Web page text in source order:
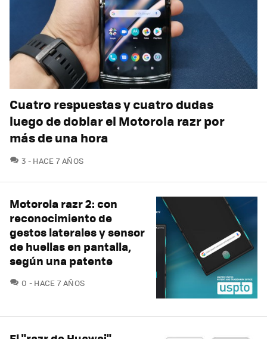
Cuatro respuestas y cuatro dudas
luego de doblar el Motorola razr por
más de una hora
3 COMENTARIOS
HACE 7 AÑOS
Motorola razr 2: con
reconocimiento de
gestos laterales y sensor
de huellas en pantalla,
según una patente
0 COMENTARIOS
HACE 7 AÑOS